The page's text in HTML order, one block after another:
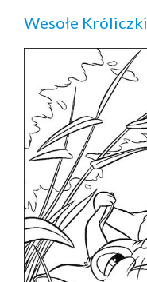
Wesołe Króliczki